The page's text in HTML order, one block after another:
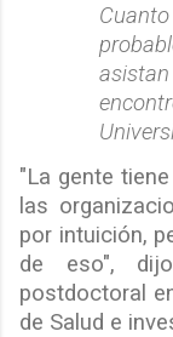
"La gente
las
por intuición,
de eso",
postdoctoral
de Salud e